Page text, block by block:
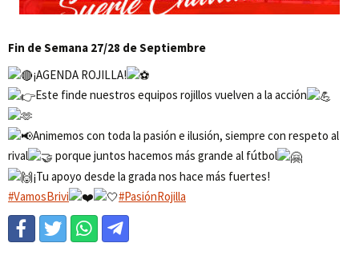
Fin de Semana 27/28 de Septiembre
¡AGENDA ROJILLA!
Este finde nuestros equipos rojillos vuelven a la acción
Animemos con toda la pasión e ilusión, siempre con respeto al
rival
porque juntos hacemos más grande al fútbol
¡Tu apoyo desde la grada nos hace más fuertes!
#VamosBrivi
#PasiónRojilla